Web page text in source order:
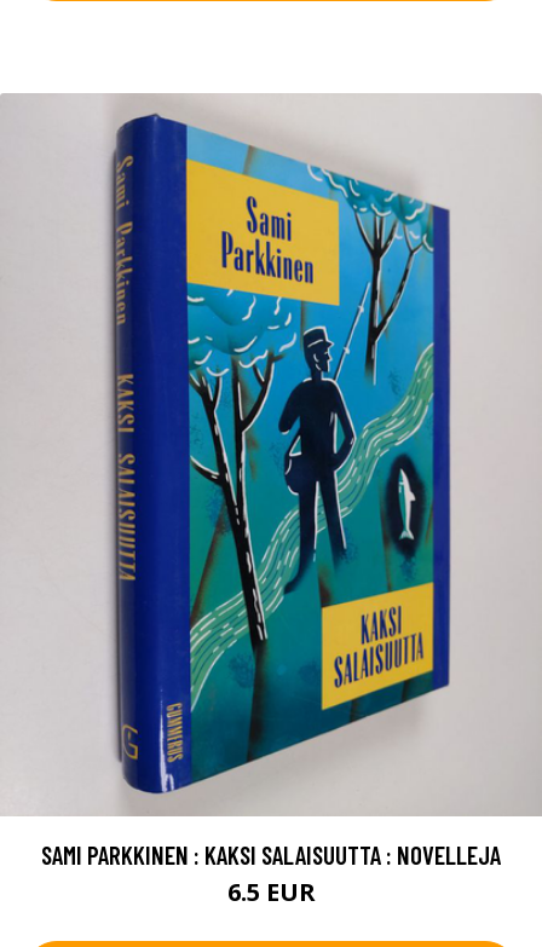
SAMI PARKKINEN : KAKSI SALAISUUTTA : NOVELLEJA
6.5 EUR